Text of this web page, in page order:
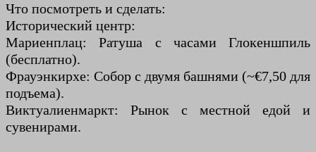
Что посмотреть и сделать:
Исторический центр:
Мариенплац: Ратуша с часами Глокеншпиль
(бесплатно).
Фрауэнкирхе: Собор с двумя башнями (~€7,50 для
подъема).
Виктуалиенмаркт: Рынок с местной едой и
сувенирами.